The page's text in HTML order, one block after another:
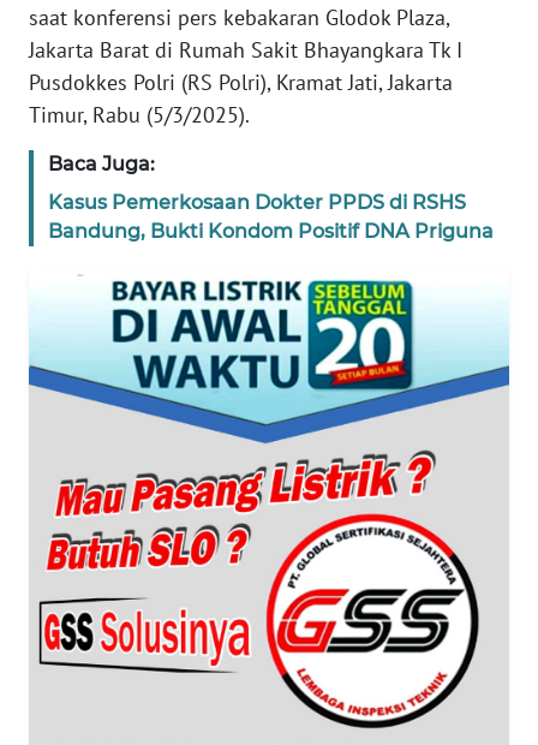
saat konferensi pers kebakaran Glodok Plaza,
Jakarta Barat di Rumah Sakit Bhayangkara Tk I
Pusdokkes Polri (RS Polri), Kramat Jati, Jakarta
Timur, Rabu (5/3/2025).
Baca Juga:
Kasus Pemerkosaan Dokter PPDS di RSHS
Bandung, Bukti Kondom Positif DNA Priguna
WN
SUMUT
JAKARTA
WN
WN
KEPRI
PAPUA
WN